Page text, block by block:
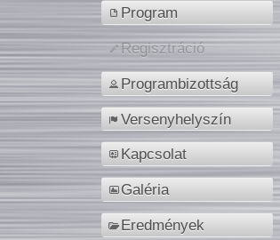
Program
Regisztráció
Programbizottság
Versenyhelyszín
Kapcsolat
Galéria
Eredmények